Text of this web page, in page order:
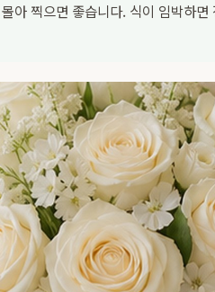
몰아 찍으면 좋습니다. 식이 임박하